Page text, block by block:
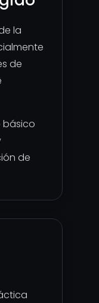
la
de
de